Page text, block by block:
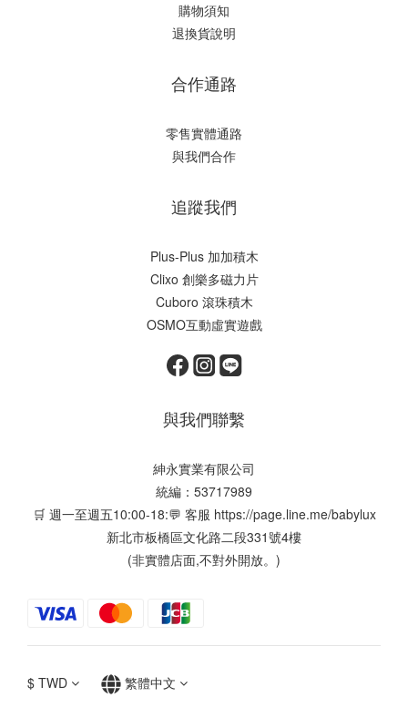
購物須知
退換貨說明
合作通路
零售實體通路
與我們合作
追蹤我們
Plus-Plus 加加積木
Clixo 創樂多磁力片
Cuboro 滾珠積木
OSMO互動虛實遊戲
與我們聯繫
紳永實業有限公司
統編：53717989
🛒 週一至週五10:00-18:💬 客服 https://page.line.me/babylux
新北市板橋區文化路二段331號4樓
(非實體店面,不對外開放。)
$ TWD 繁體中文